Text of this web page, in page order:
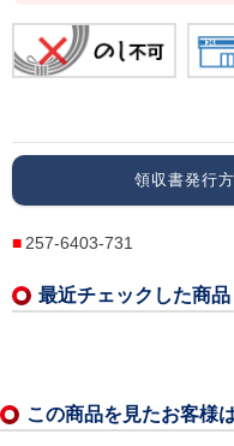
領収書発行
257-6403-731
最近チェックした商品
この商品を見たお客様